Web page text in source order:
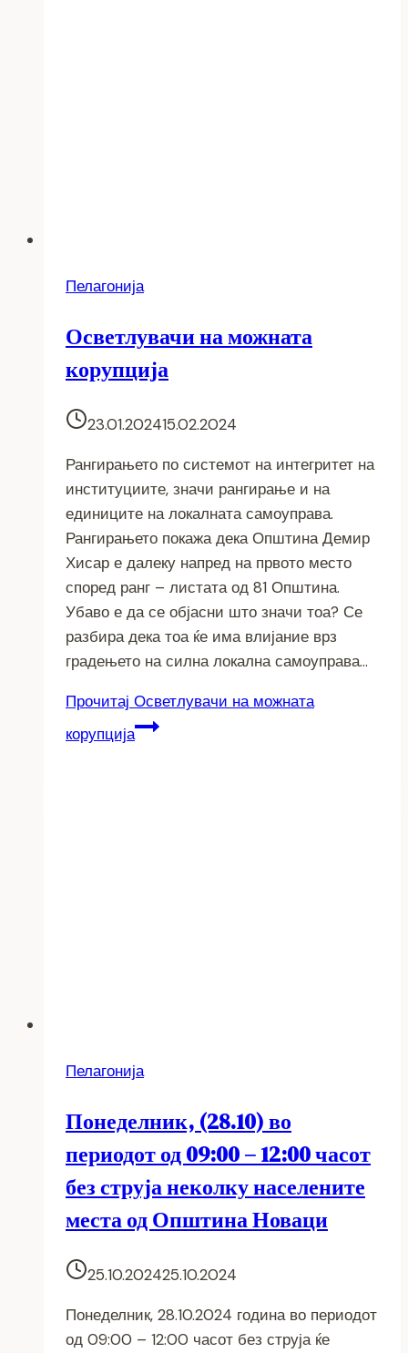
Пелагонија
Осветлувачи на можната
корупција
23.01.202415.02.2024
Рангирањето по системот на интегритет на
институциите, значи рангирање и на
единиците на локалната самоуправа.
Рангирањето покажа дека Општина Демир
Хисар е далеку напред на првото место
според ранг – листата од 81 Општина.
Убаво е да се објасни што значи тоа? Се
разбира дека тоа ќе има влијание врз
градењето на силна локална самоуправа…
Прочитај Осветлувачи на можната
корупција
Пелагонија
Понеделник, (28.10) во
периодот од 09:00 – 12:00 часот
без струја неколку населените
места од Општина Новаци
25.10.202425.10.2024
Понеделник, 28.10.2024 година во периодот
од 09:00 – 12:00 часот без струја ќе